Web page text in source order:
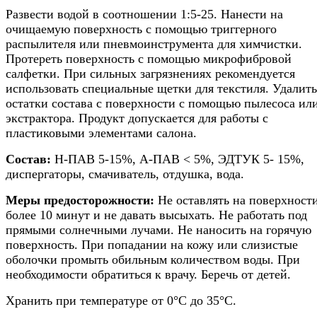
Развести водой в соотношении 1:5-25. Нанести на
очищаемую поверхность с помощью триггерного
распылителя или пневмоинструмента для химчистки.
Протереть поверхность с помощью микрофибровой
салфетки. При сильных загрязнениях рекомендуется
использовать специальные щетки для текстиля. Удалить
остатки состава с поверхности с помощью пылесоса
экстрактора. Продукт допускается для работы с
пластиковыми элементами салона.
Состав: Н-ПАВ 5-15%, А-ПАВ < 5%, ЭДТУК 5- 15%,
диспергаторы, смачиватель, отдушка, вода.
Меры предосторожности: Не оставлять на
более 10 минут и не давать высыхать. Не работать под
прямыми солнечными лучами. Не наносить на горячую
поверхность. При попадании на кожу или слизистые
оболочки промыть обильным количеством воды. При
необходимости обратиться к врачу. Беречь от детей.
Хранить при температуре от 0°С до 35°С.